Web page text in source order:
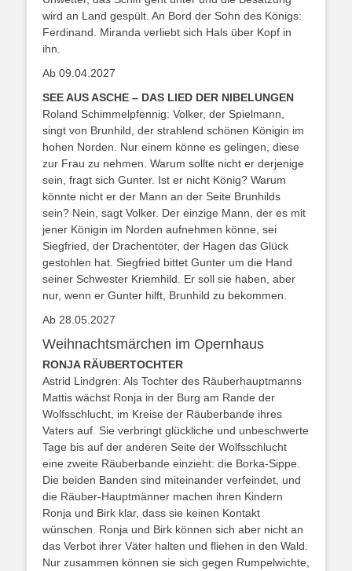
wird an Land gespült. An Bord der Sohn des Königs:
Ferdinand. Miranda verliebt sich Hals über Kopf in
ihn.
Ab 09.04.2027
SEE AUS ASCHE – DAS LIED DER NIBELUNGEN
Roland Schimmelpfennig: Volker, der Spielmann,
singt von Brunhild, der strahlend schönen Königin im
hohen Norden. Nur einem könne es gelingen, diese
zur Frau zu nehmen. Warum sollte nicht er derjenige
sein, fragt sich Gunter. Ist er nicht König? Warum
könnte nicht er der Mann an der Seite Brunhilds
sein? Nein, sagt Volker. Der einzige Mann, der es mit
jener Königin im Norden aufnehmen könne, sei
Siegfried, der Drachentöter, der Hagen das Glück
gestohlen hat. Siegfried bittet Gunter um die Hand
seiner Schwester Kriemhild. Er soll sie haben, aber
nur, wenn er Gunter hilft, Brunhild zu bekommen.
Ab 28.05.2027
Weihnachtsmärchen im Opernhaus
RONJA RÄUBERTOCHTER
Astrid Lindgren: Als Tochter des Räuberhauptmanns
Mattis wächst Ronja in der Burg am Rande der
Wolfsschlucht, im Kreise der Räuberbande ihres
Vaters auf. Sie verbringt glückliche und unbeschwerte
Tage bis auf der anderen Seite der Wolfsschlucht
eine zweite Räuberbande einzieht: die Borka-Sippe.
Die beiden Banden sind miteinander verfeindet, und
die Räuber-Hauptmänner machen ihren Kindern
Ronja und Birk klar, dass sie keinen Kontakt
wünschen. Ronja und Birk können sich aber nicht an
das Verbot ihrer Väter halten und fliehen in den Wald.
Nur zusammen können sie sich gegen Rumpelwichte,